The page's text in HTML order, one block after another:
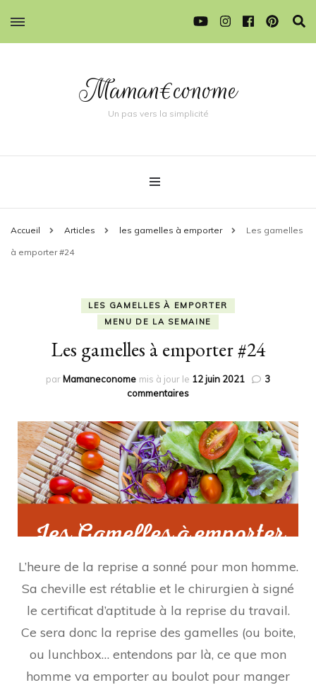
Maman€conome
Un pas vers la simplicité
Accueil Articles les gamelles à emporter Les gamelles
à emporter #24
LES GAMELLES À EMPORTER
MENU DE LA SEMAINE
Les gamelles à emporter #24
par Mamaneconome mis à jour le 12 juin 2021
3
commentairessur
gamelles
à
emporter
#24
L’heure de la reprise a sonné pour mon homme.
Sa cheville est rétablie et le chirurgien à signé
le certificat d’aptitude à la reprise du travail.
Ce sera donc la reprise des gamelles (ou boite,
ou lunchbox… entendons par là, ce que mon
homme va emporter au boulot pour manger